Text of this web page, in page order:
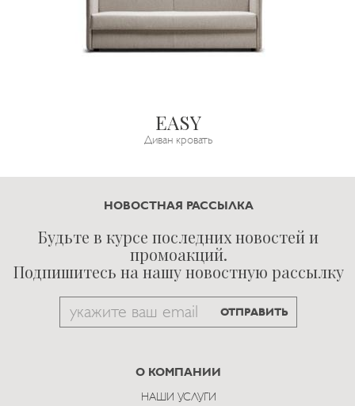
EASY
Диван кровать
НОВОСТНАЯ РАССЫЛКА
Будьте в курсе последних новостей и
промоакций.
Подпишитесь на нашу новостную рассылку
Email
subscribe
ОТПРАВИТЬ
О КОМПАНИИ
НАШИ УСЛУГИ